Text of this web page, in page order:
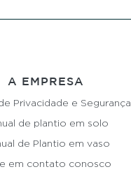
A EMPRESA
Privacidade e Segurança
de plantio em solo
de Plantio em vaso
em contato conosco